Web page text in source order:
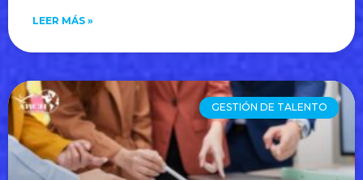
LEER MÁS »
GESTIÓN DE TALENTO